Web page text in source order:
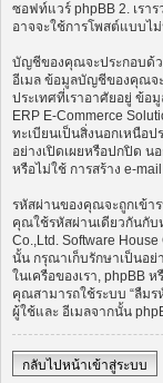
ซอฟท์แวร์ phpBB 2. เรา
อาจจะใช้การโพสต์แบบไ
บัญชีของคุณจะประกอบด้ว
อีเมล ข้อมูลบัญชีของคุณจ
ประเทศที่เราอาศัยอยู่ ข้อ
ERP E-Commerce
ทะเบียนเป็นสิ่งนอกเหนือ
อย่างเปิดเผยหรือปกปิด
หรือไม่ใช้ การสร้าง e-
รหัสผ่านของคุณจะถูกเข้า
คุณใช้รหัสผ่านเดียวกันกับ
Co.,Ltd. Software
นั้น กรุณาเก็บรักษาเป็นอ
ในเครือของเรา,
คุณสามารถใช้ระบบ “ลืมร
ผู้ใช้และ อีเมลจากนั้น
กลับไปหน้าเข้าสู่ระบบ